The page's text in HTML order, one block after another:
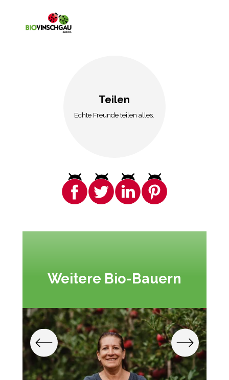
Teilen
Echte Freunde teilen alles.
Weitere Bio-Bauern